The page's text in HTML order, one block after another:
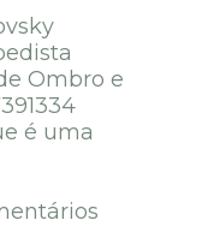
Ombro e
é uma